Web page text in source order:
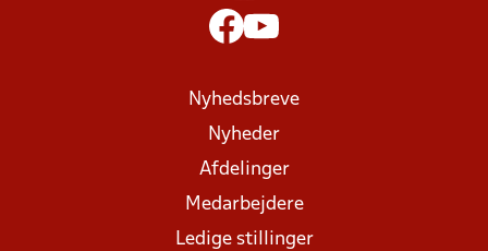
Nyhedsbreve
Nyheder
Afdelinger
Medarbejdere
Ledige stillinger